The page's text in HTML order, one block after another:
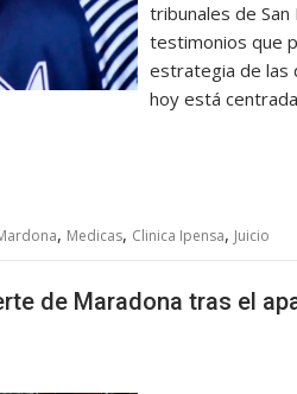
tribunales de
testimonios que
estrategia de las
hoy está
, Medicas, Clinica Ipensa, Juicio
de Maradona tras el